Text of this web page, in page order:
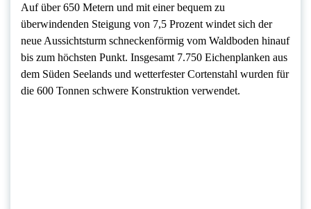
Auf über 650 Metern und mit einer bequem zu
überwindenden Steigung von 7,5 Prozent windet sich der
neue Aussichtsturm schneckenförmig vom Waldboden hinauf
bis zum höchsten Punkt. Insgesamt 7.750 Eichenplanken aus
dem Süden Seelands und wetterfester Cortenstahl wurden für
die 600 Tonnen schwere Konstruktion verwendet.